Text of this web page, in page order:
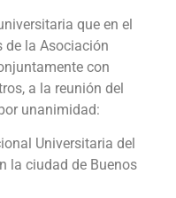
que en el
de la Asociación
con
a la reunión del
unanimidad:
Universitaria del
la ciudad de Buenos